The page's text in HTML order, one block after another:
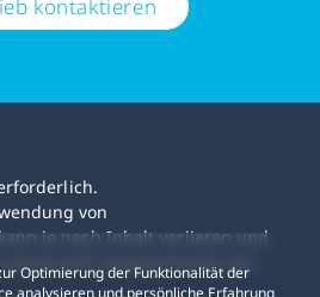
kontaktieren
von
je nach Inhalt variieren und
eingeschränkt sein.
Optimierung der Funktionalität der
analysieren und persönliche Erfahrung